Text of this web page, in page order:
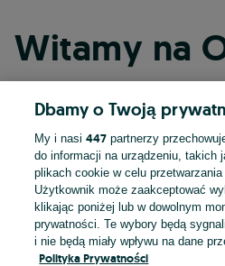
Witamy na
Kontynuuj
Kontynuuj
Kontynuuj
Dbamy o Twoją
My i nasi447 partnerzy
do informacji na urządzeniu, takich
plikach cookie w celu przetwarzania
Użytkownik może zaakceptować
klikając poniżej lub w dowolnym
prywatności. Te wybory będą
i nie będą miały wpływu na dane
Polityka Prywatności